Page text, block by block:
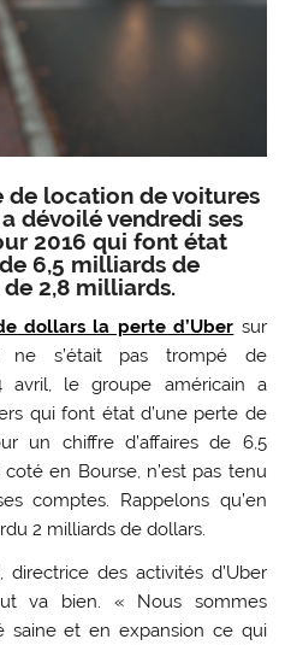
de location de voitures
dévoilé vendredi ses
2016 qui font état
6,5 milliards de
2,8 milliards.
dollars la perte d’Uber sur
s’était pas trompé de
avril, le groupe américain a
qui font état d’une perte de
un chiffre d’affaires de 6,5
coté en Bourse, n’est pas tenu
comptes. Rappelons qu’en
2 milliards de dollars.
des activités d’Uber
va bien. « Nous sommes
saine et en expansion ce qui